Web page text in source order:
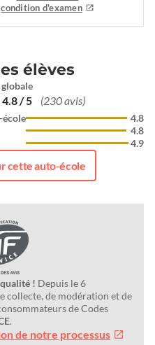
condition d'examen
élèves
4.8 / 5 (230 avis)
école
4.8
4.8
4.9
cette auto-école
qualité ! Depuis le 6
collecte, de modération et de
de Codes
.
de notre processus